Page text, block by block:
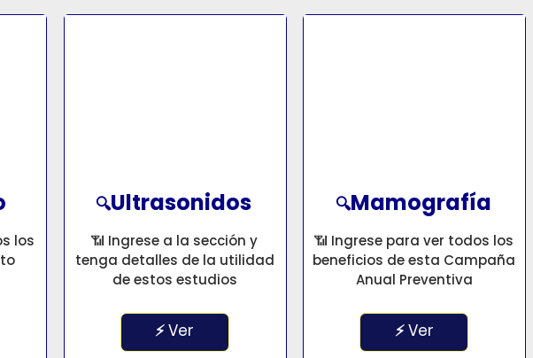
los
🔍Ultrasonidos
📶 Ingrese a la sección y
tenga detalles de la utilidad
de estos estudios
⚡ Ver
🔍Mamografía
📶 Ingrese para ver todos los
beneficios de esta Campaña
Anual Preventiva
⚡ Ver